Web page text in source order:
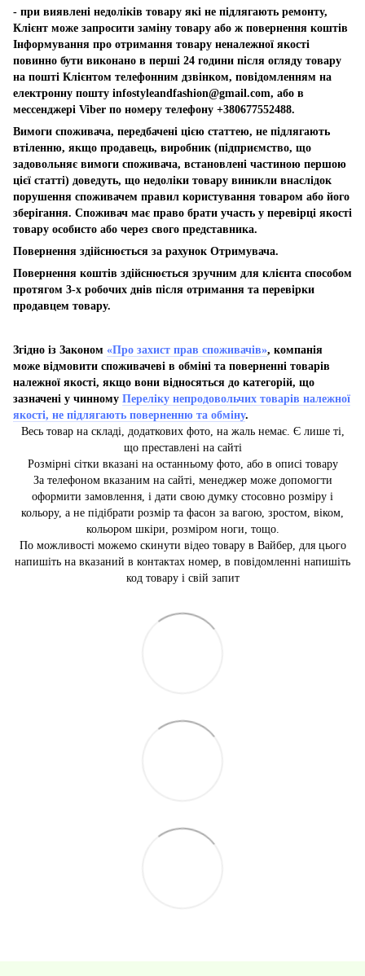
- при виявлені недоліків товару які не підлягають ремонту,
Клієнт може запросити заміну товару або ж повернення коштів
Інформування про отримання товару неналежної якості
повинно бути виконано в перші 24 години після огляду товару
на пошті Клієнтом телефонним дзвінком, повідомленням на
електронну пошту infostyleandfashion@gmail.com, або в
мессенджері Viber по номеру телефону +380677552488.
Вимоги споживача, передбачені цією статтею, не підлягають
втіленню, якщо продавець, виробник (підприємство, що
задовольняє вимоги споживача, встановлені частиною першою
цієї статті) доведуть, що недоліки товару виникли внаслідок
порушення споживачем правил користування товаром або його
зберігання. Споживач має право брати участь у перевірці якості
товару особисто або через свого представника.
Повернення здійснюється за рахунок Отримувача.
Повернення коштів здійснюється зручним для клієнта способом
протягом 3-х робочих днів після отримання та перевірки
продавцем товару.
Згідно із Законом «Про захист прав споживачів», компанія
може відмовити споживачеві в обміні та поверненні товарів
належної якості, якщо вони відносяться до категорій, що
зазначені у чинному Переліку непродовольчих товарів належної
якості, не підлягають поверненню та обміну.
Весь товар на складі, додаткових фото, на жаль немає. Є лише ті,
що преставлені на сайті
Розмірні сітки вказані на останньому фото, або в описі товару
За телефоном вказаним на сайті, менеджер може допомогти
оформити замовлення, і дати свою думку стосовно розміру і
кольору, а не підібрати розмір та фасон за вагою, зростом, віком,
кольором шкіри, розміром ноги, тощо.
По можливості можемо скинути відео товару в Вайбер, для цього
напишіть на вказаний в контактах номер, в повідомленні напишіть
код товару і свій запит